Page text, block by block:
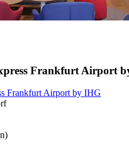
Frankfurt Airport
Frankfurt Airport by IHG